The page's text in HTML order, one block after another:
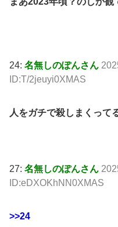
24: 名無しのぽんさん
ID:T/2jeuyi0XMAS
人をガチで殺しまくって
27: 名無しのぽんさん
ID:eDXOKhNN0XMAS
>>24